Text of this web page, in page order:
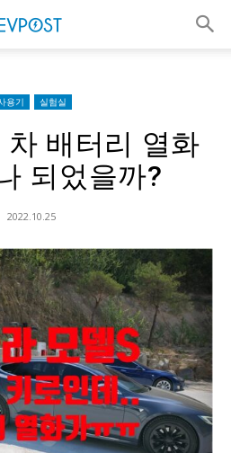
용기 실험실
배터리 열화
되었을까?
2022.10.25